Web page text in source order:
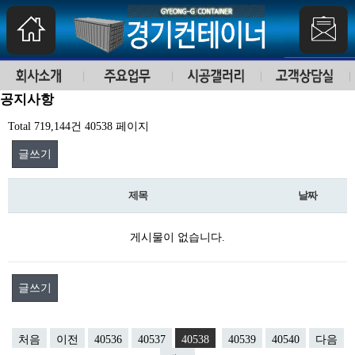
공지사항
Total 719,144건 40538 페이지
글쓰기
제목 날짜
게시물이 없습니다.
글쓰기
처음 이전 40536 40537 40538 40539 40540
다음